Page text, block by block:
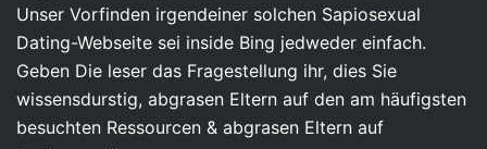
Unser Vorfinden irgendeiner solchen Sapiosexual
Dating-Webseite sei inside Bing jedweder einfach.
Geben Die leser das Fragestellung ihr, dies Sie
wissensdurstig, abgrasen Eltern auf den am häufigsten
besuchten Ressourcen & abgrasen Eltern auf